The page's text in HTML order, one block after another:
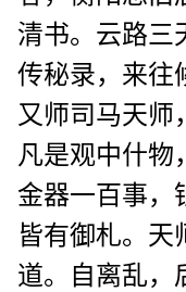
清书。云路三
传秘录，来往
又师司马天师
凡是观中什物
金器一百事，
皆有御札。天
道。自离乱，